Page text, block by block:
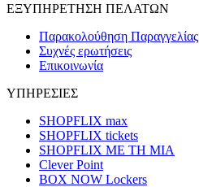
ΕΞΥΠΗΡΕΤΗΣΗ ΠΕΛΑΤΩΝ
Παρακολούθηση Παραγγελίας
Συχνές ερωτήσεις
Επικοινωνία
ΥΠΗΡΕΣΙΕΣ
SHOPFLIX max
SHOPFLIX tickets
SHOPFLIX ΜΕ ΤΗ ΜΙΑ
Clever Point
BOX NOW Lockers